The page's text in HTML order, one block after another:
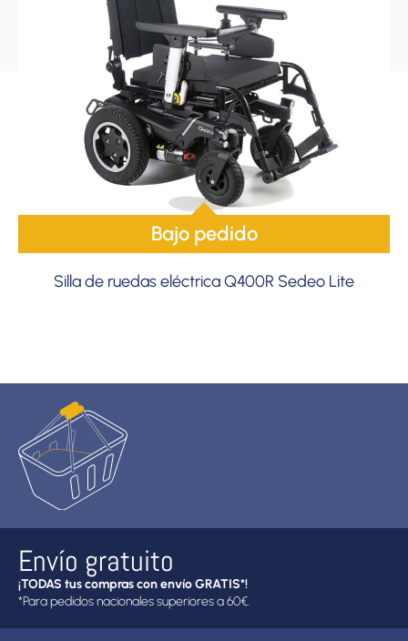
Bajo pedido
Silla de ruedas eléctrica Q400R Sedeo Lite
Envío gratuito
¡TODAS tus compras con envío GRATIS*!
*Para pedidos nacionales superiores a 60€.